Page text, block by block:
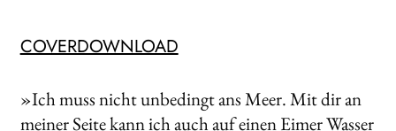
COVERDOWNLOAD
»Ich muss nicht unbedingt ans Meer. Mit dir an
meiner Seite kann ich auch auf einen Eimer Wasser